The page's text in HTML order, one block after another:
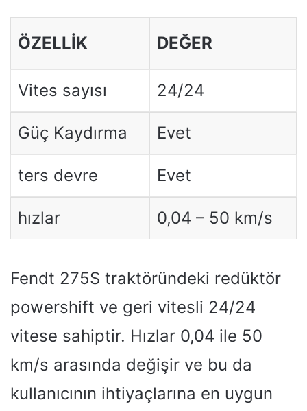
ÖZELLIK DEĞER
Vites sayısı 24/24
Güç Kaydırma Evet
ters devre Evet
hızlar 0,04 – 50 km/s
Fendt 275S traktöründeki redüktör
powershift ve geri vitesli 24/24
vitese sahiptir. Hızlar 0,04 ile 50
km/s arasında değişir ve bu da
kullanıcının ihtiyaçlarına en uygun